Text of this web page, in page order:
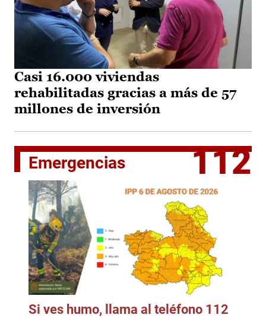
Casi 16.000 viviendas
rehabilitadas gracias a más de 57
millones de inversión
Emergencias 112
Si ves humo, llama al teléfono 112